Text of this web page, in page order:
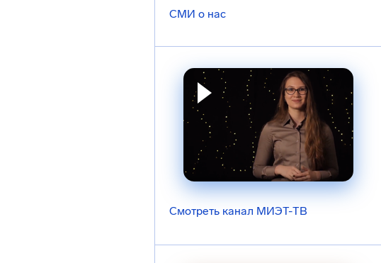
СМИ о нас
Смотреть канал МИЭТ-ТВ